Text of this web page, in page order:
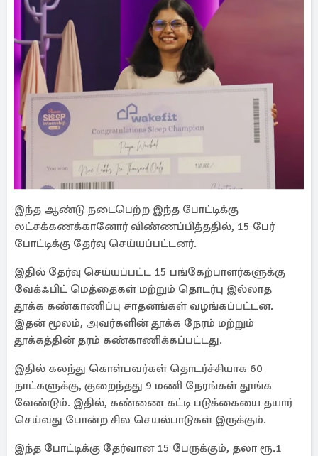
இந்த ஆண்டு நடைபெற்ற இந்த போட்டிக்கு
லட்சக்கணக்கானோர் விண்ணப்பித்ததில், 15 பேர்
போட்டிக்கு தேர்வு செய்யப்பட்டனர்.
இதில் தேர்வு செய்யப்பட்ட 15 பங்கேற்பாளர்களுக்கு
வேக்ஃபிட் மெத்தைகள் மற்றும் தொடர்பு இல்லாத
தூக்க கண்காணிப்பு சாதனங்கள் வழங்கப்பட்டன.
இதன் மூலம், அவர்களின் தூக்க நேரம் மற்றும்
தூக்கத்தின் தரம் கண்காணிக்கப்பட்டது.
இதில் கலந்து கொள்பவர்கள் தொடர்ச்சியாக 60
நாட்களுக்கு, குறைந்தது 9 மணி நேரங்கள் தூங்க
வேண்டும். இதில், கண்ணை கட்டி படுக்கையை தயார்
செய்வது போன்ற சில செயல்பாடுகள் இருக்கும்.
இந்த போட்டிக்கு தேர்வான 15 பேருக்கும், தலா ரூ.1